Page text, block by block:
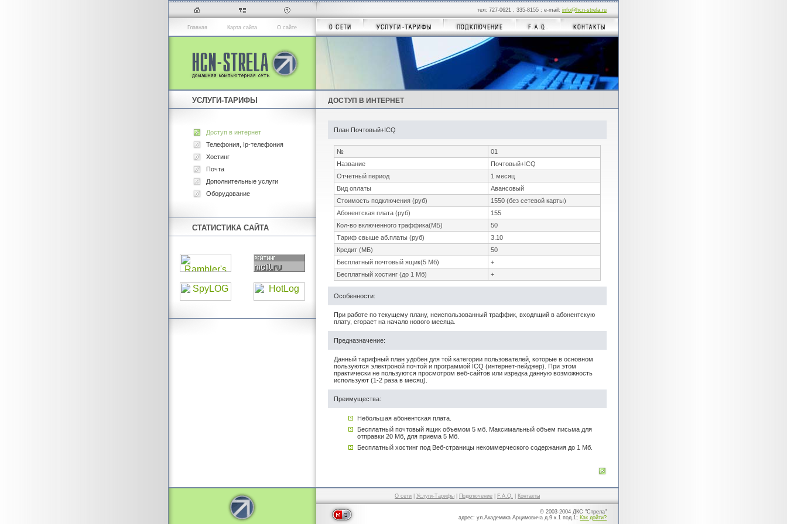
тел: 727-0621 , 335-8155 ; e-mail: info@hcn-strela.ru
Главная Карта сайта О сайте
УСЛУГИ-ТАРИФЫ ДОСТУП В ИНТЕРНЕТ
Доступ в интернет
Телефония, Ip-телефония
Хостинг
Почта
Дополнительные услуги
Оборудование
СТАТИСТИКА САЙТА
План Почтовый+ICQ
№
01
Название
Почтовый+ICQ
Отчетный период
1 месяц
Вид оплаты
Авансовый
Стоимость подключения (руб)
1550 (без сетевой карты)
Абонентская плата (руб)
155
Кол-во включенного траффика(МБ)
50
Тариф свыше аб.платы (руб)
3.10
Кредит (МБ)
50
Бесплатный почтовый ящик(5 Мб)
+
Бесплатный хостинг (до 1 Мб)
+
Особенности:
При работе по текущему плану, неиспользованный траффик, входящий в абонентскую
плату, сгорает на начало нового месяца.
Предназначение:
Данный тарифный план удобен для той категории пользователей, которые в основном
пользуются электроной почтой и программой ICQ (интернет-пейджер). При этом
практически не пользуются просмотром веб-сайтов или изредка данную возможность
используют (1-2 раза в месяц).
Преимущества:
Небольшая абонентская плата.
Бесплатный почтовый ящик объемом 5 мб. Максимальный объем письма для
отправки 20 Мб, для приема 5 Мб.
Бесплатный хостинг под Веб-страницы некоммерческого содержания до 1 Мб.
О сети Услуги-Тарифы Подключение F.A.Q. Контакты
© 2003-2004 ДКС "Стрела"
адрес: ул.Академика Арцимовича д.9 к.1 под.1; Как дойти?